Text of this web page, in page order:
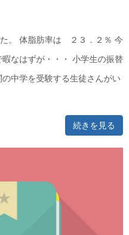
。 体脂肪率は ２３．２％ 今
なはずが・・・ 小学生の振替
中学を受験する生徒さんがい
続きを見る